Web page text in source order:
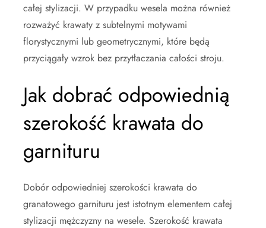
całej stylizacji. W przypadku wesela można również
rozważyć krawaty z subtelnymi motywami
florystycznymi lub geometrycznymi, które będą
przyciągały wzrok bez przytłaczania całości stroju.
Jak dobrać odpowiednią
szerokość krawata do
garnituru
Dobór odpowiedniej szerokości krawata do
granatowego garnituru jest istotnym elementem całej
stylizacji mężczyzny na wesele. Szerokość krawata